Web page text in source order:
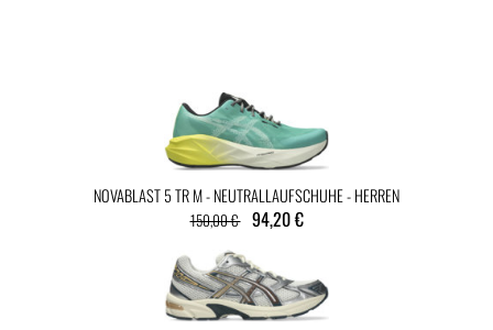
NOVABLAST 5 TR M - NEUTRALLAUFSCHUHE - HERREN
150,00 € 94,20 €